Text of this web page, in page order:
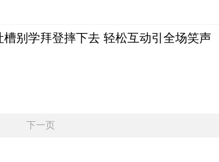
别学拜登摔下去 轻松互动引全场笑声
下一页